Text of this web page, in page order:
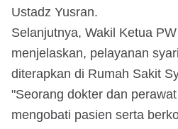
Ustadz Yusran.
Selanjutnya, Wakil Ketua
menjelaskan, pelayanan
diterapkan di Rumah Sakit
"Seorang dokter dan
mengobati pasien serta